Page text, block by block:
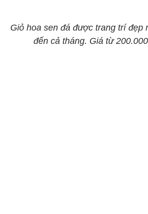
Giỏ hoa sen đá được trang trí đẹp
đến cả tháng. Giá từ